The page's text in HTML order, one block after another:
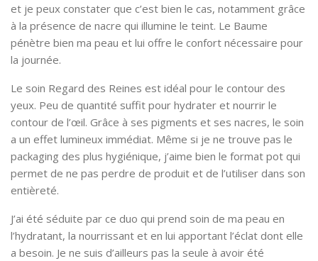
et je peux constater que c’est bien le cas, notamment grâce
à la présence de nacre qui illumine le teint. Le Baume
pénètre bien ma peau et lui offre le confort nécessaire pour
la journée.
Le soin Regard des Reines est idéal pour le contour des
yeux. Peu de quantité suffit pour hydrater et nourrir le
contour de l’œil. Grâce à ses pigments et ses nacres, le soin
a un effet lumineux immédiat. Même si je ne trouve pas le
packaging des plus hygiénique, j’aime bien le format pot qui
permet de ne pas perdre de produit et de l’utiliser dans son
entièreté.
J’ai été séduite par ce duo qui prend soin de ma peau en
l’hydratant, la nourrissant et en lui apportant l’éclat dont elle
a besoin. Je ne suis d’ailleurs pas la seule à avoir été